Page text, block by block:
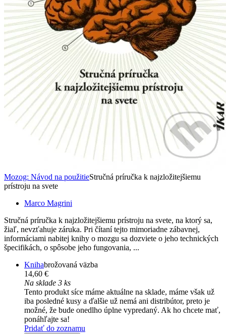
Mozog: Návod na použitieStručná príručka k najzložitejšiemu
prístroju na svete
Marco Magrini
Stručná príručka k najzložitejšiemu prístroju na svete, na ktorý sa,
žiaľ, nevzťahuje záruka. Pri čítaní tejto mimoriadne zábavnej,
informáciami nabitej knihy o mozgu sa dozviete o jeho technických
špecifikách, o spôsobe jeho fungovania, ...
Knihabrožovaná väzba
14,60 €
Na sklade 3 ks
Tento produkt síce máme aktuálne na sklade, máme však už
iba posledné kusy a ďalšie už nemá ani distribútor, preto je
možné, že bude onedlho úplne vypredaný. Ak ho chcete mať,
ponáhľajte sa!
Pridať do zoznamu